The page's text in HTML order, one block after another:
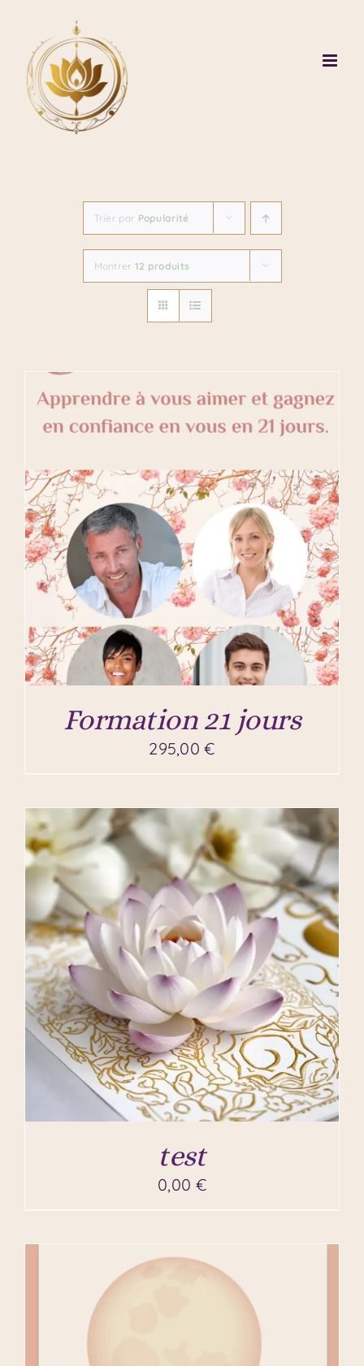
contenu
Trier par Popularité
Montrer 12 produits
Formation 21 jours
295,00€
test
0,00 €